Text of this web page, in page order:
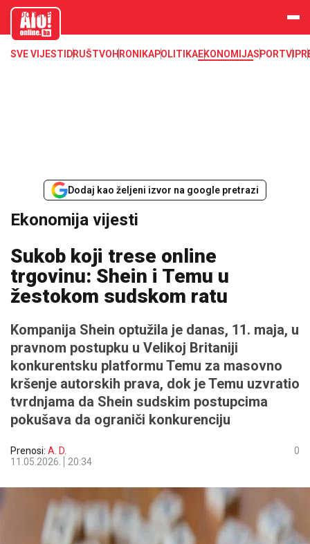
aloonline.b
SVE VIJESTI DRUŠTVOHRONIKAPOLITIKAEKONOMIJASPORTVIP
Dodaj kao željeni izvor na google pretrazi
Ekonomija vijesti
Sukob koji trese online
trgovinu: Shein i Temu u
žestokom sudskom ratu
Kompanija Shein optužila je danas, 11. maja, u
pravnom postupku u Velikoj Britaniji
konkurentsku platformu Temu za masovno
kršenje autorskih prava, dok je Temu uzvratio
tvrdnjama da Shein sudskim postupcima
pokušava da ograniči konkurenciju
Prenosi: A. D.
11.05.2026.
20:34
0